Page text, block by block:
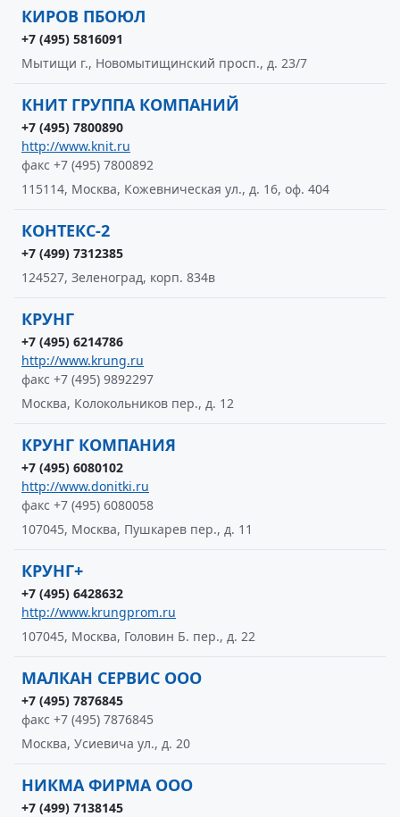
КИРОВ ПБОЮЛ
+7 (495) 5816091
Мытищи г., Новомытищинский просп., д. 23/7
КНИТ ГРУППА КОМПАНИЙ
+7 (495) 7800890
http://www.knit.ru
факс +7 (495) 7800892
115114, Москва, Кожевническая ул., д. 16, оф. 404
КОНТЕКС-2
+7 (499) 7312385
124527, Зеленоград, корп. 834в
КРУНГ
+7 (495) 6214786
http://www.krung.ru
факс +7 (495) 9892297
Москва, Колокольников пер., д. 12
КРУНГ КОМПАНИЯ
+7 (495) 6080102
http://www.donitki.ru
факс +7 (495) 6080058
107045, Москва, Пушкарев пер., д. 11
КРУНГ+
+7 (495) 6428632
http://www.krungprom.ru
107045, Москва, Головин Б. пер., д. 22
МАЛКАН СЕРВИС ООО
+7 (495) 7876845
факс +7 (495) 7876845
Москва, Усиевича ул., д. 20
НИКМА ФИРМА ООО
+7 (499) 7138145